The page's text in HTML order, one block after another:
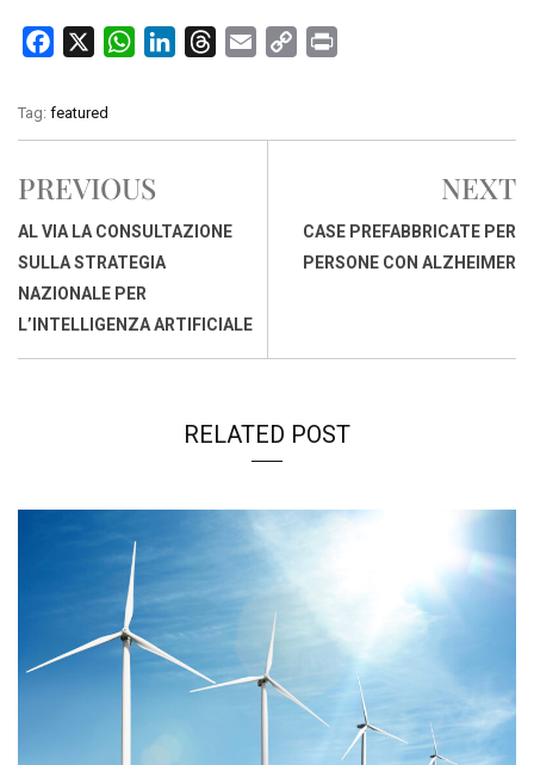
c
o
o
k
W
A
p
p
I
s
n
k
Tag: featured
PREVIOUS
AL VIA LA CONSULTAZIONE
SULLA STRATEGIA
NAZIONALE PER
L’INTELLIGENZA ARTIFICIALE
NEXT
CASE PREFABBRICATE PER
PERSONE CON ALZHEIMER
RELATED POST